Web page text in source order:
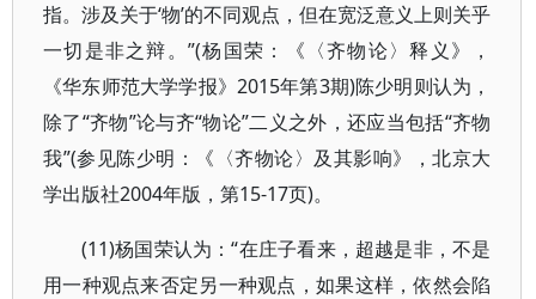
指。涉及关于‘物’的不同观点，但在宽泛意义上则关乎
一切是非之辩。”(杨国荣：《〈齐物论〉释义》，
《华东师范大学学报》2015年第3期)陈少明则认为，
除了“齐物”论与齐“物论”二义之外，还应当包括“齐物
我”(参见陈少明：《〈齐物论〉及其影响》，北京大
学出版社2004年版，第15-17页)。
(11)杨国荣认为：“在庄子看来，超越是非，不是
用一种观点来否定另一种观点，如果这样，依然会陷